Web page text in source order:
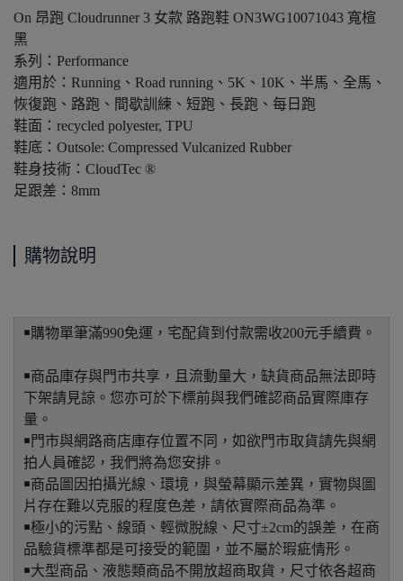
On 昂跑 Cloudrunner 3 女款 路跑鞋 ON3WG10071043 寬楦
黑
系列：Performance
適用於：Running、Road running、5K、10K、半馬、全馬、
恢復跑、路跑、間歇訓練、短跑、長跑、每日跑
鞋面：recycled polyester, TPU
鞋底：Outsole: Compressed Vulcanized Rubber
鞋身技術：CloudTec ®️
足跟差：8mm
購物說明
￭購物單筆滿990免運，宅配貨到付款需收200元手續費。
￭商品庫存與門市共享，且流動量大，缺貨商品無法即時
下架請見諒。您亦可於下標前與我們確認商品實際庫存
量。
￭門市與網路商店庫存位置不同，如欲門市取貨請先與網
拍人員確認，我們將為您安排。
￭商品圖因拍攝光線、環境，與螢幕顯示差異，實物與圖
片存在難以克服的程度色差，請依實際商品為準。
￭極小的污點、線頭、輕微脫線、尺寸±2cm的誤差，在商
品驗貨標準都是可接受的範圍，並不屬於瑕疵情形。
￭大型商品、液態類商品不開放超商取貨，尺寸依各超商